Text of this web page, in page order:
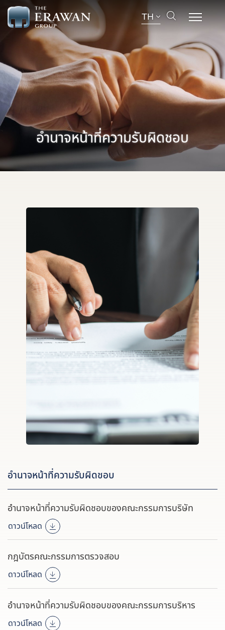
TH
อำนาจหน้าที่ความรับผิดชอบ
อำนาจหน้าที่ความรับผิดชอบ
อำนาจหน้าที่ความรับผิดชอบของคณะกรรมการบริษัท
ดาวน์โหลด
กฎบัตรคณะกรรมการตรวจสอบ
ดาวน์โหลด
อำนาจหน้าที่ความรับผิดชอบของคณะกรรมการบริหาร
ดาวน์โหลด